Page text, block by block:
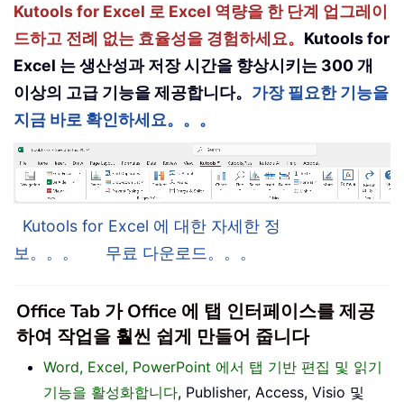
Kutools for Excel 로 Excel 역량을 한 단계 업그레이
드하고 전례 없는 효율성을 경험하세요。 Kutools for
Excel 는 생산성과 저장 시간을 향상시키는 300 개
이상의 고급 기능을 제공합니다。 가장 필요한 기능을
지금 바로 확인하세요。。。
Kutools for Excel 에 대한 자세한 정
보。。。
무료 다운로드。。。
Office Tab 가 Office 에 탭 인터페이스를 제공
하여 작업을 훨씬 쉽게 만들어 줍니다
Word, Excel, PowerPoint 에서 탭 기반 편집 및 읽기
기능을 활성화합니다, Publisher, Access, Visio 및